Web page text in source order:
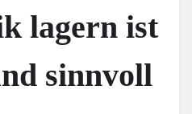
lagern ist
sinnvoll